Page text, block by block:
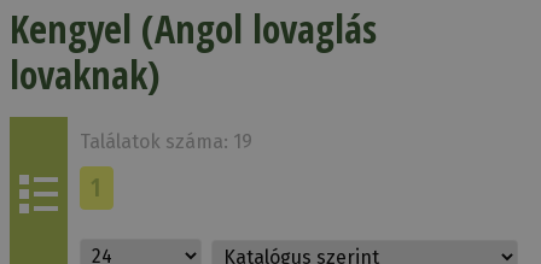
Kengyel
Kengyel (Angol lovaglás
lovaknak)
Találatok száma: 19
1